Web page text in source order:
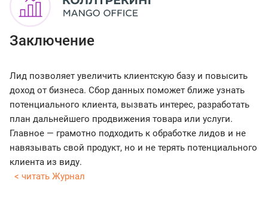
Заключение
Лид позволяет увеличить клиентскую базу и повысить
доход от бизнеса. Сбор данных поможет ближе узнать
потенциального клиента, вызвать интерес, разработать
план дальнейшего продвижения товара или услуги.
Главное — грамотно подходить к обработке лидов и не
навязывать свой продукт, но и не терять потенциального
клиента из виду.
< читать Журнал